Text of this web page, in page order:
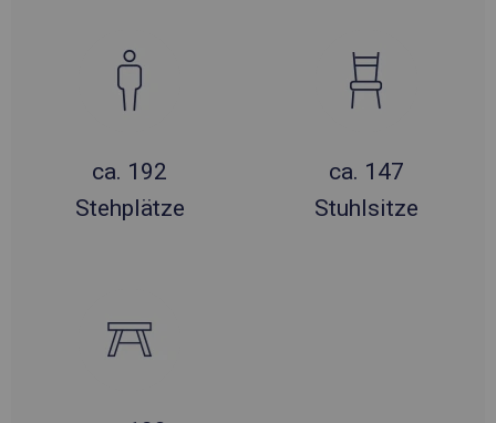
ca. 192
Stehplätze
ca. 147
Stuhlsitze